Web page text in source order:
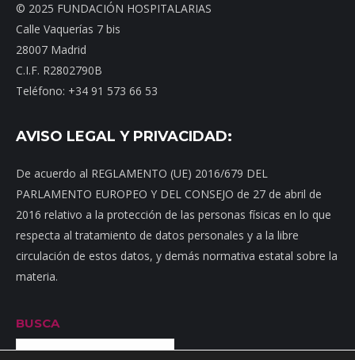
© 2025 FUNDACIÓN HOSPITALARIAS
Calle Vaquerías 7 bis
28007 Madrid
C.I.F. R2802790B
Teléfono: +34 91 573 66 53
AVISO LEGAL Y PRIVACIDAD:
De acuerdo al REGLAMENTO (UE) 2016/679 DEL
PARLAMENTO EUROPEO Y DEL CONSEJO de 27 de abril de
2016 relativo a la protección de las personas físicas en lo que
respecta al tratamiento de datos personales y a la libre
circulación de estos datos, y demás normativa estatal sobre la
materia.
BUSCA
Buscar